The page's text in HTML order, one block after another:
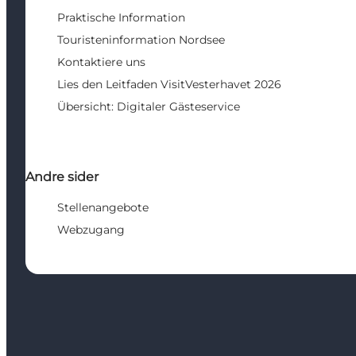
Praktische Information
Touristeninformation Nordsee
Kontaktiere uns
Lies den Leitfaden VisitVesterhavet 2026
Übersicht: Digitaler Gästeservice
Andre sider
Stellenangebote
Webzugang